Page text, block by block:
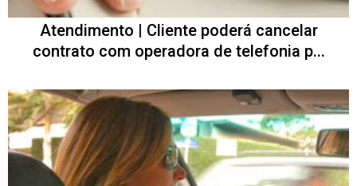
Atendimento | Cliente poderá cancelar
contrato com operadora de telefonia p...